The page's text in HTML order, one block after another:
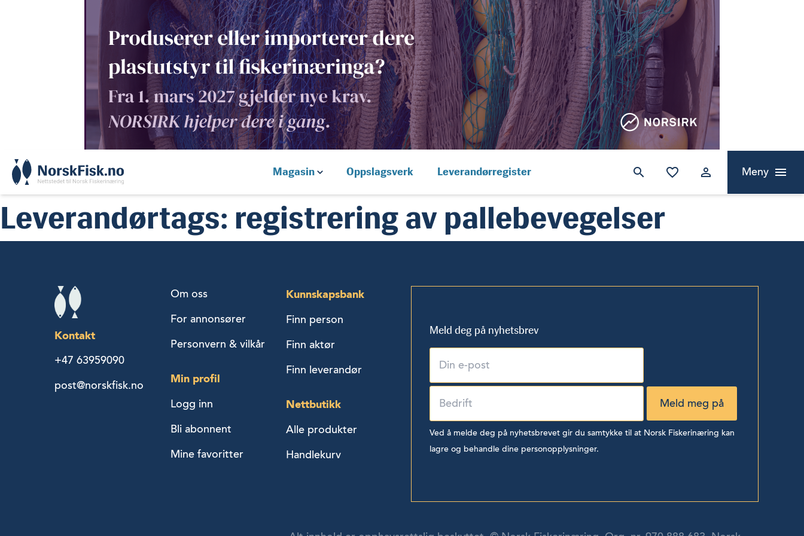
Magasin Oppslagsverk Leverandørregister Meny
Leverandørtags: registrering av pallebevegelser
Kontakt
+47 63959090
post@norskfisk.no
Om oss
For annonsører
Personvern & vilkår
Min profil
Logg inn
Bli abonnent
Mine favoritter
Kunnskapsbank
Finn person
Finn aktør
Finn leverandør
Nettbutikk
Alle produkter
Handlekurv
Meld deg på nyhetsbrev
Ved å melde deg på nyhetsbrevet gir du samtykke til at Norsk Fiskerinæring kan
lagre og behandle dine personopplysninger.